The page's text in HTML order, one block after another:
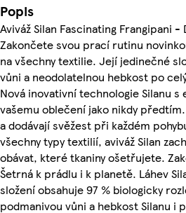
Popis
Aviváž Silan Fascinating
Zakončete svou prací rutinu
na všechny textilie. Její jedinečné
vůni a neodolatelnou hebkost po
Nová inovativní technologie Silanu
vašemu oblečení jako nikdy
a dodávají svěžest při každém
všechny typy textilií, aviváž Silan
obávat, které tkaniny ošetřujete.
Šetrná k prádlu i k planetě. Láhev
složení obsahuje 97 % biologicky
podmanivou vůni a hebkost Silanu